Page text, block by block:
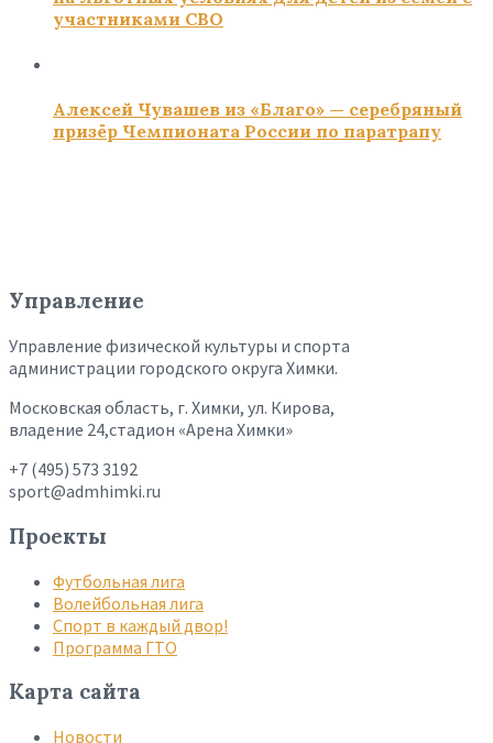
участниками СВО
Алексей Чувашев из «Благо» — серебряный
призёр Чемпионата России по паратрапу
Управление
Управление физической культуры и спорта
администрации городского округа Химки.
Московская область, г. Химки, ул. Кирова,
владение 24,стадион «Арена Химки»
+7 (495) 573 3192
sport@admhimki.ru
Проекты
Футбольная лига
Волейбольная лига
Спорт в каждый двор!
Программа ГТО
Карта сайта
Новости